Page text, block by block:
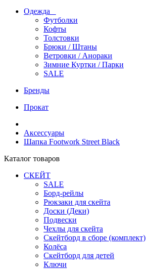
Одежда
Футболки
Кофты
Толстовки
Брюки / Штаны
Ветровки / Анораки
Зимние Куртки / Парки
SALE
Бренды
Прокат
Аксессуары
Шапка Footwork Street Black
Каталог товаров
СКЕЙТ
SALE
Борд-рейлы
Рюкзаки для скейта
Доски (Деки)
Подвески
Чехлы для скейта
Скейтборд в сборе (комплект)
Колёса
Скейтборд для детей
Ключи